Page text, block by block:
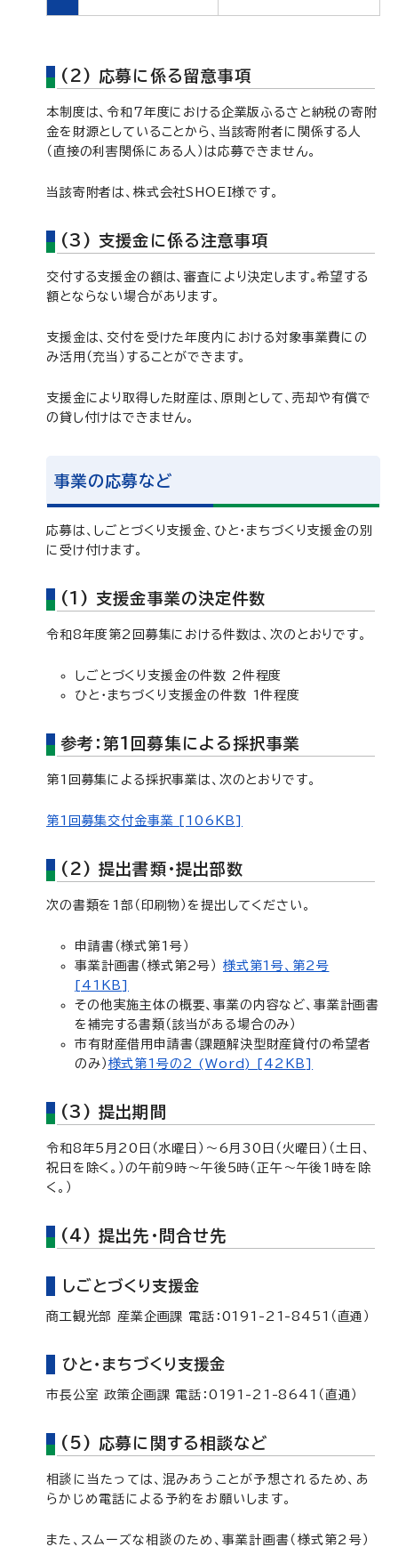
(2) 応募に係る留意事項
本制度は、令和7年度における企業版ふるさと納税の寄附
金を財源としていることから、当該寄附者に関係する人
（直接の利害関係にある人）は応募できません。
当該寄附者は、株式会社SHOEI様です。
(3) 支援金に係る注意事項
交付する支援金の額は、審査により決定します。希望する
額とならない場合があります。
支援金は、交付を受けた年度内における対象事業費にの
み活用（充当）することができます。
支援金により取得した財産は、原則として、売却や有償で
の貸し付けはできません。
事業の応募など
応募は、しごとづくり支援金、ひと・まちづくり支援金の別
に受け付けます。
(1) 支援金事業の決定件数
令和8年度第2回募集における件数は、次のとおりです。
しごとづくり支援金の件数 2件程度
ひと・まちづくり支援金の件数 1件程度
参考：第1回募集による採択事業
第1回募集による採択事業は、次のとおりです。
第1回募集交付金事業 [106KB]
(2) 提出書類・提出部数
次の書類を1部（印刷物）を提出してください。
申請書（様式第1号）
事業計画書（様式第2号） 様式第1号、第2号
[41KB]
その他実施主体の概要、事業の内容など、事業計画書
を補完する書類（該当がある場合のみ）
市有財産借用申請書（課題解決型財産貸付の希望者
のみ） 様式第1号の2 (Word) [42KB]
(3) 提出期間
令和8年5月20日（水曜日）～6月30日（火曜日）（土日、
祝日を除く。）の午前9時～午後5時（正午～午後1時を除
く。）
(4) 提出先・問合せ先
しごとづくり支援金
商工観光部 産業企画課 電話：0191-21-8451（直通）
ひと・まちづくり支援金
市長公室 政策企画課 電話：0191-21-8641（直通）
(5) 応募に関する相談など
相談に当たっては、混みあうことが予想されるため、あ
らかじめ電話による予約をお願いします。
また、スムーズな相談のため、事業計画書（様式第2号）